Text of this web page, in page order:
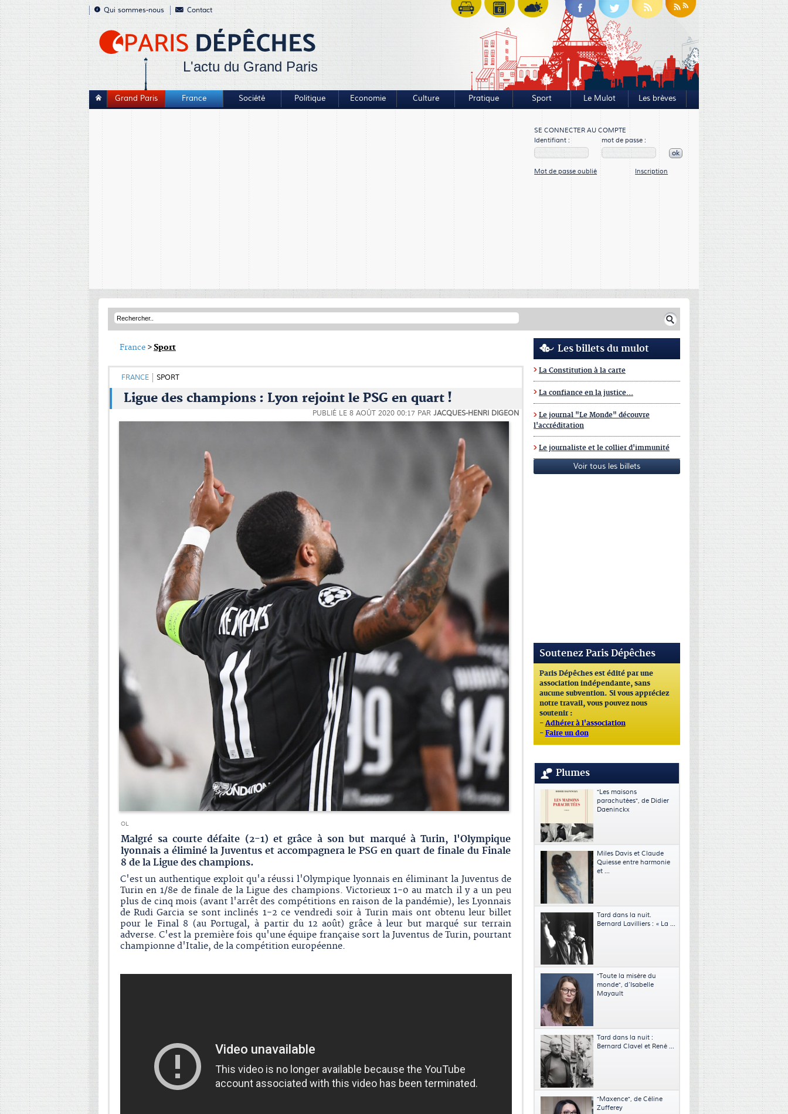
Qui sommes-nous Contact
L'actu du Grand Paris
Grand Paris France Société Politique Economie Culture Pratique Sport Le Mulot Les brèves
SE CONNECTER AU COMPTE
Identifiant :
mot de passe :
ok
Mot de passe oublié Inscription
France >Sport
FRANCE SPORT
Ligue des champions : Lyon rejoint le PSG en quart !
PUBLIÉ LE 8 AOÛT 2020 00:17 PAR JACQUES-HENRI DIGEON
OL
Malgré sa courte défaite (2-1) et grâce à son but marqué à Turin, l'Olympique
lyonnais a éliminé la Juventus et accompagnera le PSG en quart de finale du Finale
8 de la Ligue des champions.
C'est un authentique exploit qu'a réussi l'Olympique lyonnais en éliminant la Juventus de
Turin en 1/8e de finale de la Ligue des champions. Victorieux 1-0 au match il y a un peu
plus de cinq mois (avant l'arrêt des compétitions en raison de la pandémie), les Lyonnais
de Rudi Garcia se sont inclinés 1-2 ce vendredi soir à Turin mais ont obtenu leur billet
pour le Final 8 (au Portugal, à partir du 12 août) grâce à leur but marqué sur terrain
adverse. C'est la première fois qu'une équipe française sort la Juventus de Turin, pourtant
championne d'Italie, de la compétition européenne.
Les billets du mulot
La Constitution à la carte
La confiance en la justice...
Le journal "Le Monde" découvre
l'accréditation
Le journaliste et le collier d'immunité
Voir tous les billets
Soutenez Paris Dépêches
Paris Dépêches est édité par une
association indépendante, sans
aucune subvention. Si vous appréciez
notre travail, vous pouvez nous
soutenir :
- Adhérer à l'association
- Faire un don
Plumes
"Les maisons
parachutées", de Didier
Daeninckx
Miles Davis et Claude
Quiesse entre harmonie
et ...
Tard dans la nuit.
Bernard Lavilliers : « La ...
"Toute la misère du
monde", d’Isabelle
Mayault
Tard dans la nuit :
Bernard Clavel et René ...
"Maxence", de Céline
Zufferey